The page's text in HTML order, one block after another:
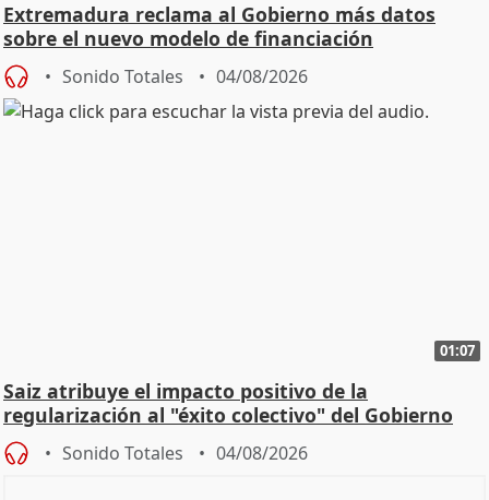
Extremadura reclama al Gobierno más datos
sobre el nuevo modelo de financiación
Sonido Totales 04/08/2026
01:07
Saiz atribuye el impacto positivo de la
regularización al "éxito colectivo" del Gobierno
Sonido Totales 04/08/2026